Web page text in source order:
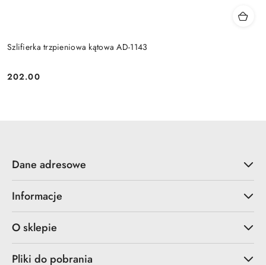
Szlifierka trzpieniowa kątowa AD-1143
Cena:
202.00
Dane adresowe
Informacje
O sklepie
Pliki do pobrania